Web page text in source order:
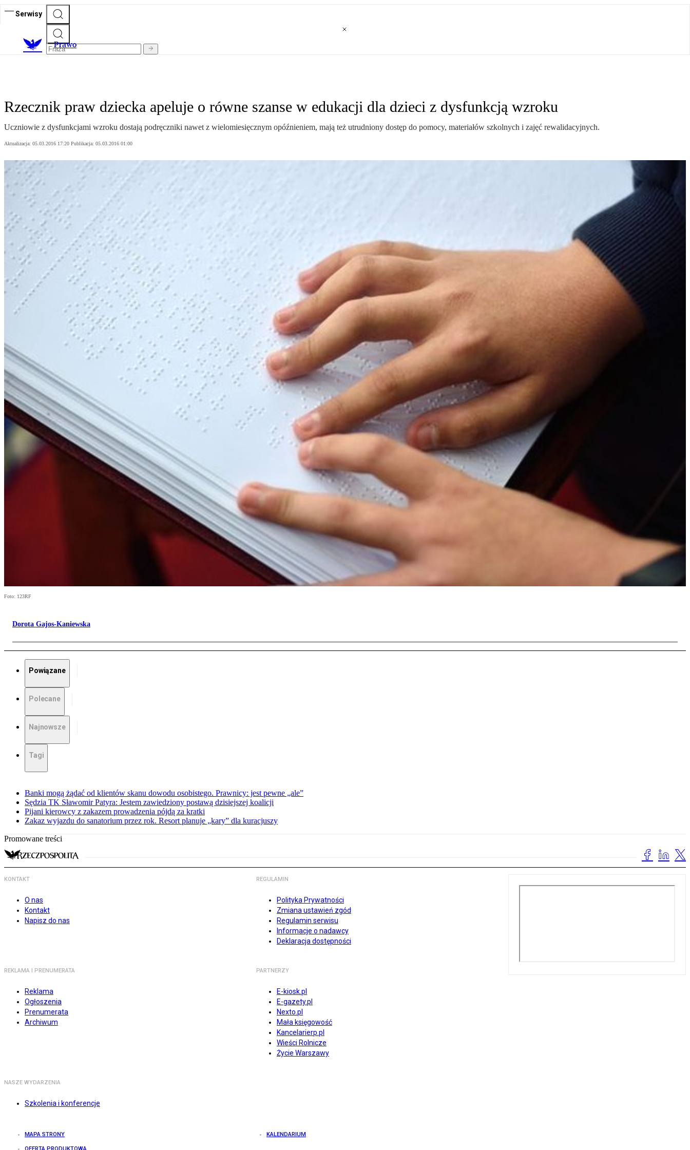
Serwisy
Prawo
Rzecznik praw dziecka apeluje o równe szanse w edukacji dla dzieci z dysfunkcją wzroku
Uczniowie z dysfunkcjami wzroku dostają podręczniki nawet z wielomiesięcznym opóźnieniem, mają też utrudniony dostęp do pomocy, materiałów szkolnych i zajęć rewalidacyjnych.
Aktualizacja: 05.03.2016 17:20 Publikacja: 05.03.2016 01:00
Foto: 123RF
Dorota Gajos-Kaniewska
Powiązane
Polecane
Najnowsze
Tagi
Banki mogą żądać od klientów skanu dowodu osobistego. Prawnicy: jest pewne „ale”
Sędzia TK Sławomir Patyra: Jestem zawiedziony postawą dzisiejszej koalicji
Pijani kierowcy z zakazem prowadzenia pójdą za kratki
Zakaz wyjazdu do sanatorium przez rok. Resort planuje „kary” dla kuracjuszy
Promowane treści
KONTAKT
O nas
Kontakt
Napisz do nas
REGULAMIN
Polityka Prywatności
Zmiana ustawień zgód
Regulamin serwisu
Informacje o nadawcy
Deklaracja dostępności
REKLAMA I PRENUMERATA
Reklama
Ogłoszenia
Prenumerata
Archiwum
PARTNERZY
E-kiosk.pl
E-gazety.pl
Nexto.pl
Mała księgowość
Kancelarierp.pl
Wieści Rolnicze
Życie Warszawy
NASZE WYDARZENIA
Szkolenia i konferencje
MAPA STRONY KALENDARIUM